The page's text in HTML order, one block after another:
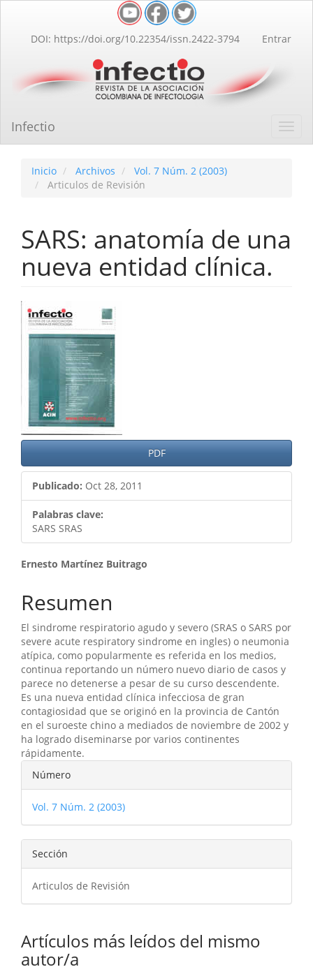
Contenido
principal
lateral
DOI: https://doi.org/10.22354/issn.2422-3794 Entrar
Infectio
Inicio Archivos
Vol. 7 Núm. 2 (2003)
Articulos de Revisión
SARS: anatomía de una
nueva entidad clínica.
Barra
lateral
del
artículo
PDF
Publicado: Oct 28, 2011
Palabras clave:
SARS SRAS
Contenido
principal
del
artículo
Ernesto Martínez Buitrago
Resumen
El sindrome respiratorio agudo y severo (SRAS o SARS por
severe acute respiratory sindrome en ingles) o neumonia
atípica, como popularmente es referida en los medios,
continua reportando un número nuevo diario de casos y
parece no detenerse a pesar de su curso descendente.
Es una nueva entidad clínica infecciosa de gran
contagiosidad que se originó en la provincia de Cantón
en el suroeste chino a mediados de noviembre de 2002 y
ha logrado diseminarse por varios continentes
rápidamente.
Detalles
del
artículo
Número
Vol. 7 Núm. 2 (2003)
Sección
Articulos de Revisión
Artículos más leídos del mismo
autor/a